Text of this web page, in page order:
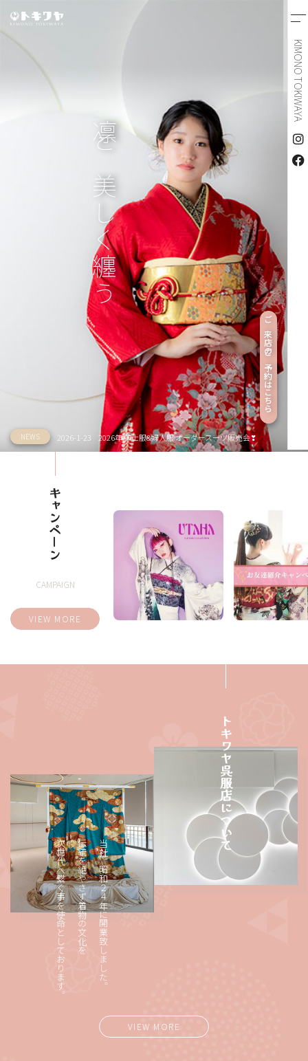
KIMONO TOKIWAYA
凛と美しく纏う
ご来店のご予約はこちら
NEWS 2026-1-23 2026年 紳士服&婦人服 オーダースーツ販売会❣
キャンペ
ン
CAMPAIGN
VIEW MORE
トキワヤ呉服店について
当社は昭和２４年に開業致しました。
伝統を絶やさず着物の文化を
次世代へ繋ぐ事を使命としております。
VIEW MORE